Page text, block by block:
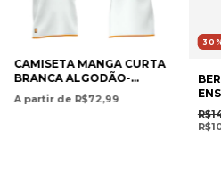
CAMISETA MANGA CURTA
BRANCA ALGODÃO-
ENSINO INFANTIL E
FUNDAMENTAL /WHITE
A partir de R$72,99
30